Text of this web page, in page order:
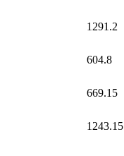
1291.2
604.8
669.15
1243.15